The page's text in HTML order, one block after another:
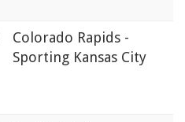
Colorado Rapids -
Sporting Kansas City